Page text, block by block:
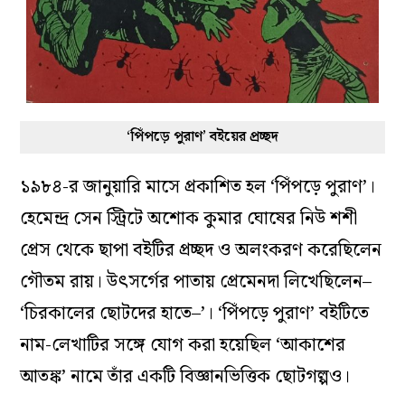
‘পিঁপড়ে পুরাণ’ বইয়ের প্রচ্ছদ
১৯৮৪-র জানুয়ারি মাসে প্রকাশিত হল ‘পিঁপড়ে পুরাণ’।
হেমেন্দ্র সেন স্ট্রিটে অশোক কুমার ঘোষের নিউ শশী
প্রেস থেকে ছাপা বইটির প্রচ্ছদ ও অলংকরণ করেছিলেন
গৌতম রায়। উৎসর্গের পাতায় প্রেমেনদা লিখেছিলেন–
‘চিরকালের ছোটদের হাতে–’। ‘পিঁপড়ে পুরাণ’ বইটিতে
নাম-লেখাটির সঙ্গে যোগ করা হয়েছিল ‘আকাশের
আতঙ্ক’ নামে তাঁর একটি বিজ্ঞানভিত্তিক ছোটগল্পও।